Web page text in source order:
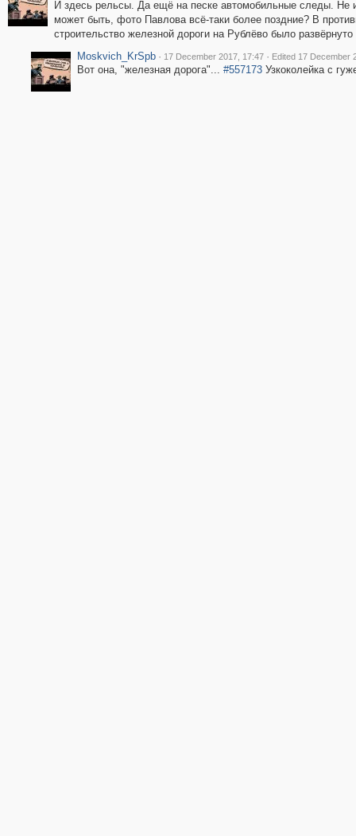
И здесь рельсы. Да ещё на песке автомобильные следы. Не
может быть, фото Павлова всё-таки более поздние? В
строительство железной дороги на Рублёво было
Moskvich_KrSpb · 17 December 2017, 17:47 · Edited 17 December
Вот она, "железная дорога"... #557173Узкоколейка с